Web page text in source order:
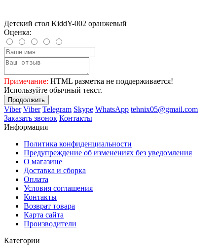
Детский стол KiddY-002 оранжевый
Оценка:
Примечание: HTML разметка не поддерживается!
Используйте обычный текст.
Продолжить
Viber Viber Telegram Skype WhatsApp tehnix05@gmail.com
Заказать звонок Контакты
Информация
Политика конфиденциальности
Предупреждение об изменениях без уведомления
О магазине
Доставка и сборка
Оплата
Условия соглашения
Контакты
Возврат товара
Карта сайта
Производители
Категории